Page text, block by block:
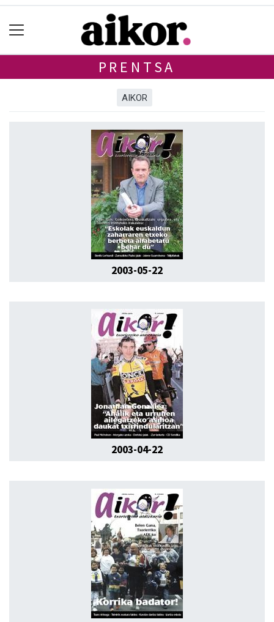
PRENTSA
AIKOR
2003-05-22
2003-04-22